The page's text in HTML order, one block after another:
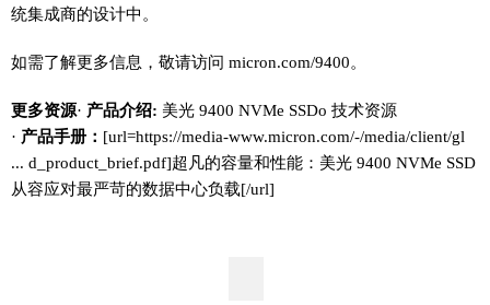
统集成商的设计中。
如需了解更多信息，敬请访问 micron.com/9400。
更多资源· 产品介绍: 美光 9400 NVMe SSD​o 技术资源
· 产品手册： [url=https://media-www.micron.com/-/media/client/gl
... d_product_brief.pdf]超凡的容量和性能：美光 9400 NVMe SSD
从容应对最严苛的数据中心负载[/url]